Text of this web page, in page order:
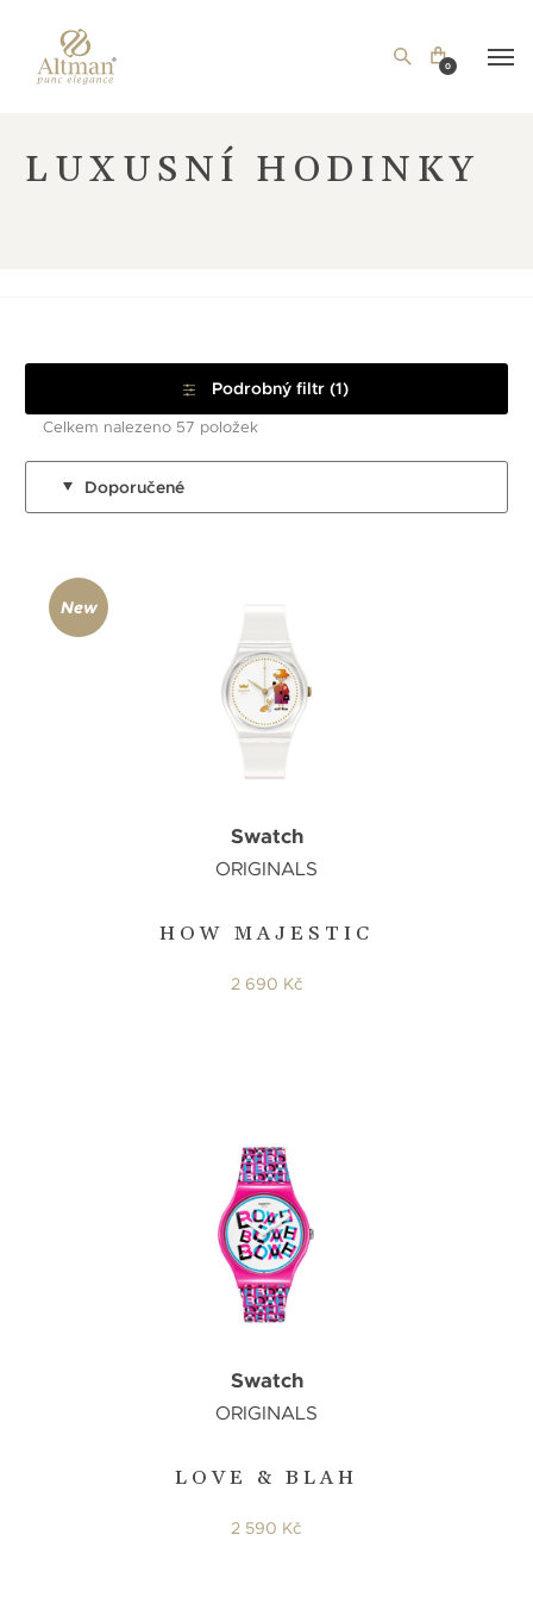
0
LUXUSNÍ HODINKY
Podrobný filtr (1)
Celkem nalezeno 57 položek
Doporučené
HOW MAJESTIC
Swatch
ORIGINALS
2 690 Kč
New
LOVE & BLAH
Swatch
ORIGINALS
2 590 Kč